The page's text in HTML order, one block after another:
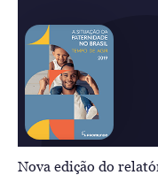
Nova edição do